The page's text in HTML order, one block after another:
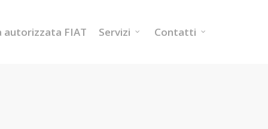
autorizzata FIAT Servizi Contatti